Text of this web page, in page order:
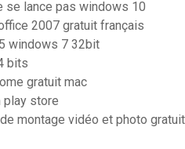
se lance pas windows 10
2007 gratuit français
windows 7 32bit
bits
gratuit mac
play store
montage vidéo et photo gratuit